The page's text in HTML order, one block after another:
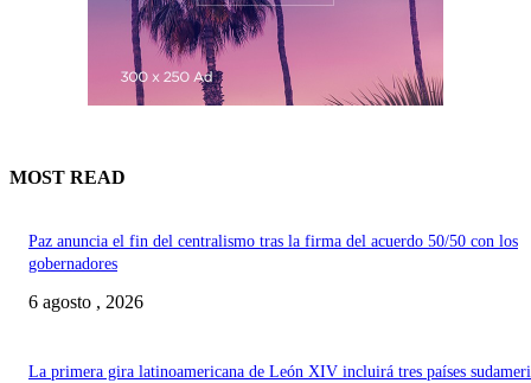
MOST READ
Paz anuncia el fin del centralismo tras la firma del acuerdo 50/50 con los
gobernadores
6 agosto , 2026
La primera gira latinoamericana de León XIV incluirá tres países